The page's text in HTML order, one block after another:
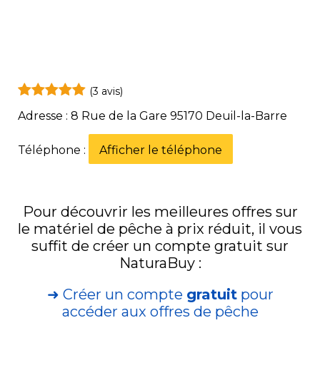
(3 avis)
Adresse : 8 Rue de la Gare 95170 Deuil-la-Barre
Téléphone : Afficher le téléphone
Pour découvrir les meilleures offres sur
le matériel de pêche à prix réduit, il vous
suffit de créer un compte gratuit sur
NaturaBuy :
➜ Créer un compte gratuitpour
accéder aux offres de pêche